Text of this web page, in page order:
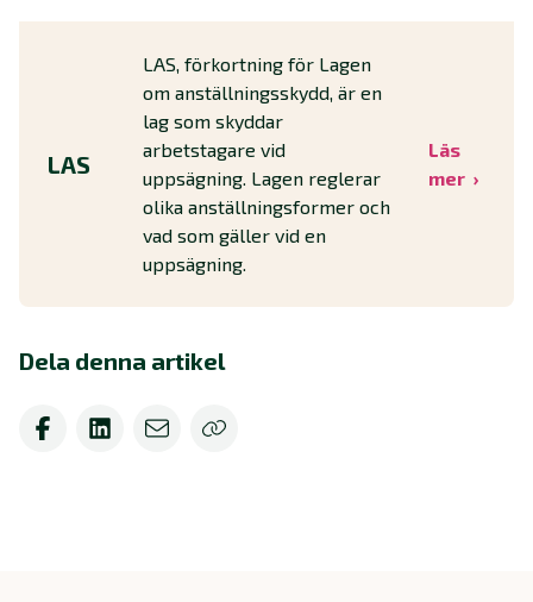
LAS
LAS, förkortning för Lagen
om anställningsskydd, är en
lag som skyddar
arbetstagare vid
uppsägning. Lagen reglerar
olika anställningsformer och
vad som gäller vid en
uppsägning.
Läs
mer
Dela denna artikel